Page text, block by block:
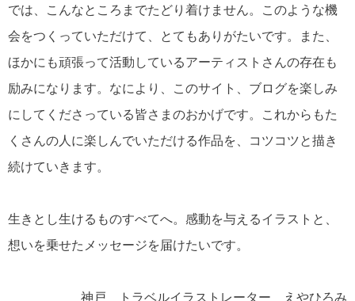
では、こんなところまでたどり着けません。このような機
会をつくっていただけて、とてもありがたいです。また、
ほかにも頑張って活動しているアーティストさんの存在も
励みになります。なにより、このサイト、ブログを楽しみ
にしてくださっている皆さまのおかげです。これからもた
くさんの人に楽しんでいただける作品を、コツコツと描き
続けていきます。
生きとし生けるものすべてへ。感動を与えるイラストと、
想いを乗せたメッセージを届けたいです。
神戸 トラベルイラストレーター えやひろみ